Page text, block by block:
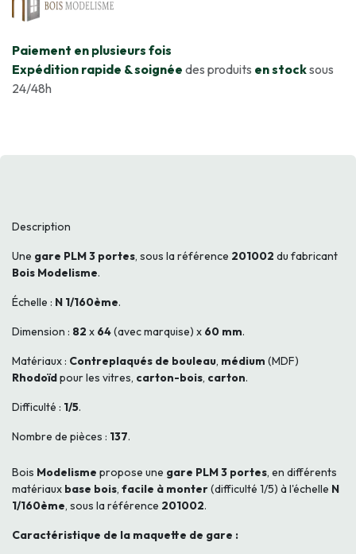
​Paiement en plusieurs fois
Expédition rapide & soignée des produits en stocksous
24/48h
Description
Une gare PLM 3 portes, sous la référence 201002 du fabricant
Bois Modelisme.
Échelle : N 1/160ème.
Dimension : 82 x 64(avec marquise) x 60 mm.
Matériaux : Contreplaqués de bouleau, médium (MDF)
Rhodoïdpour les vitres, carton-bois, carton.
Difficulté : 1/5.
Nombre de pièces : 137.
Bois Modelisme propose une gare PLM 3 portes, en différents
matériaux base bois, facile à monter(difficulté 1/5) à l'échelle N
1/160ème, sous la référence 201002.
Caractéristique de la maquette de gare :